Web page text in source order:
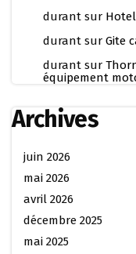
durant sur
durant sur Gite
durant sur
équipement
Archives
juin 2026
mai 2026
avril 2026
décembre 2025
mai 2025